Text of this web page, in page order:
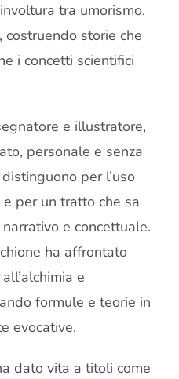
tra umorismo,
storie che
i concetti scientifici
e illustratore,
personale e senza
per l’uso
per un tratto che sa
e concettuale.
ha affrontato
e
formule e teorie in
evocative.
dato vita a titoli come